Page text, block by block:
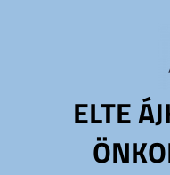
ELTE